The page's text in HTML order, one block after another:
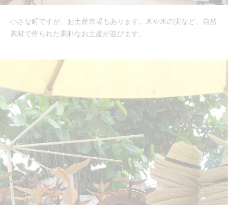
小さな町ですが、お土産市場もあります。木や木の実など、自然
素材で作られた素朴なお土産が並びます。